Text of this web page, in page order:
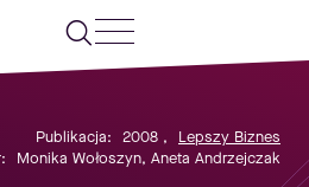
Publikacja: 2008 ,
Lepszy Biznes
Monika Wołoszyn, Aneta Andrzejczak